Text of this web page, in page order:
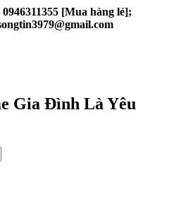
[Mua hàng lẻ];
Gia Đình Là Yêu